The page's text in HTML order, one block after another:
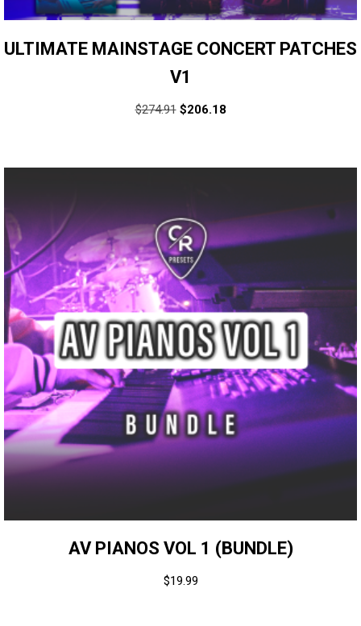
ULTIMATE MAINSTAGE CONCERT PATCHES
V1
$274.91 $206.18
AV PIANOS VOL 1 (BUNDLE)
$19.99